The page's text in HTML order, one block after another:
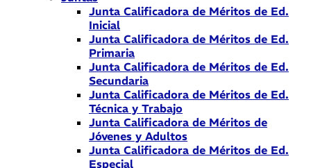
Junta Calificadora de Méritos de Ed.
Inicial
Junta Calificadora de Méritos de Ed.
Primaria
Junta Calificadora de Méritos de Ed.
Secundaria
Junta Calificadora de Méritos de Ed.
Técnica y Trabajo
Junta Calificadora de Méritos de
Jóvenes y Adultos
Junta Calificadora de Méritos de Ed.
Especial